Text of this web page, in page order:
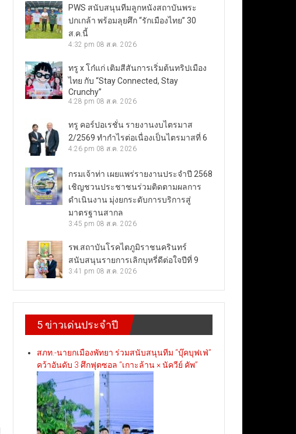
PWS สนับสนุนทีมลูกหนังสถาบันพระ
ปกเกล้า พร้อมลุยศึก “รักเมืองไทย” 30
ส.ค.นี้
4:32 pm 08 ส.ค. 2026
ทรู x โก๋แก่ เติมสีสันการเริ่มต้นทริปเมือง
ไทย กับ “Stay Connected, Stay
Crunchy”
4:28 pm 08 ส.ค. 2026
ทรู คอร์ปอเรชั่น รายงานงบไตรมาส
2/2569 ทำกำไรต่อเนื่องเป็นไตรมาสที่ 6
4:26 pm 08 ส.ค. 2026
กรมเจ้าท่า เผยแพร่รายงานประจำปี 2568
เชิญชวนประชาชนร่วมติดตามผลการ
ดำเนินงาน มุ่งยกระดับการบริการสู่
มาตรฐานสากล
3:45 pm 08 ส.ค. 2026
รพ.สถาบันโรคไตภูมิราชนครินทร์
สนับสนุนรายการเลิกบุหรี่ดีต่อใจปีที่ 9
3:41 pm 08 ส.ค. 2026
5 ข่าวเด่นประจำปี
สภท.-นายกเมืองพัทยา ร่วมสนับสนุนทีม “บุ๊คบุฟเฟ่”
คว้าอันดับ 3 ศึกฟุตซอล “เกาะล้าน × นัควีย์ คัพ”